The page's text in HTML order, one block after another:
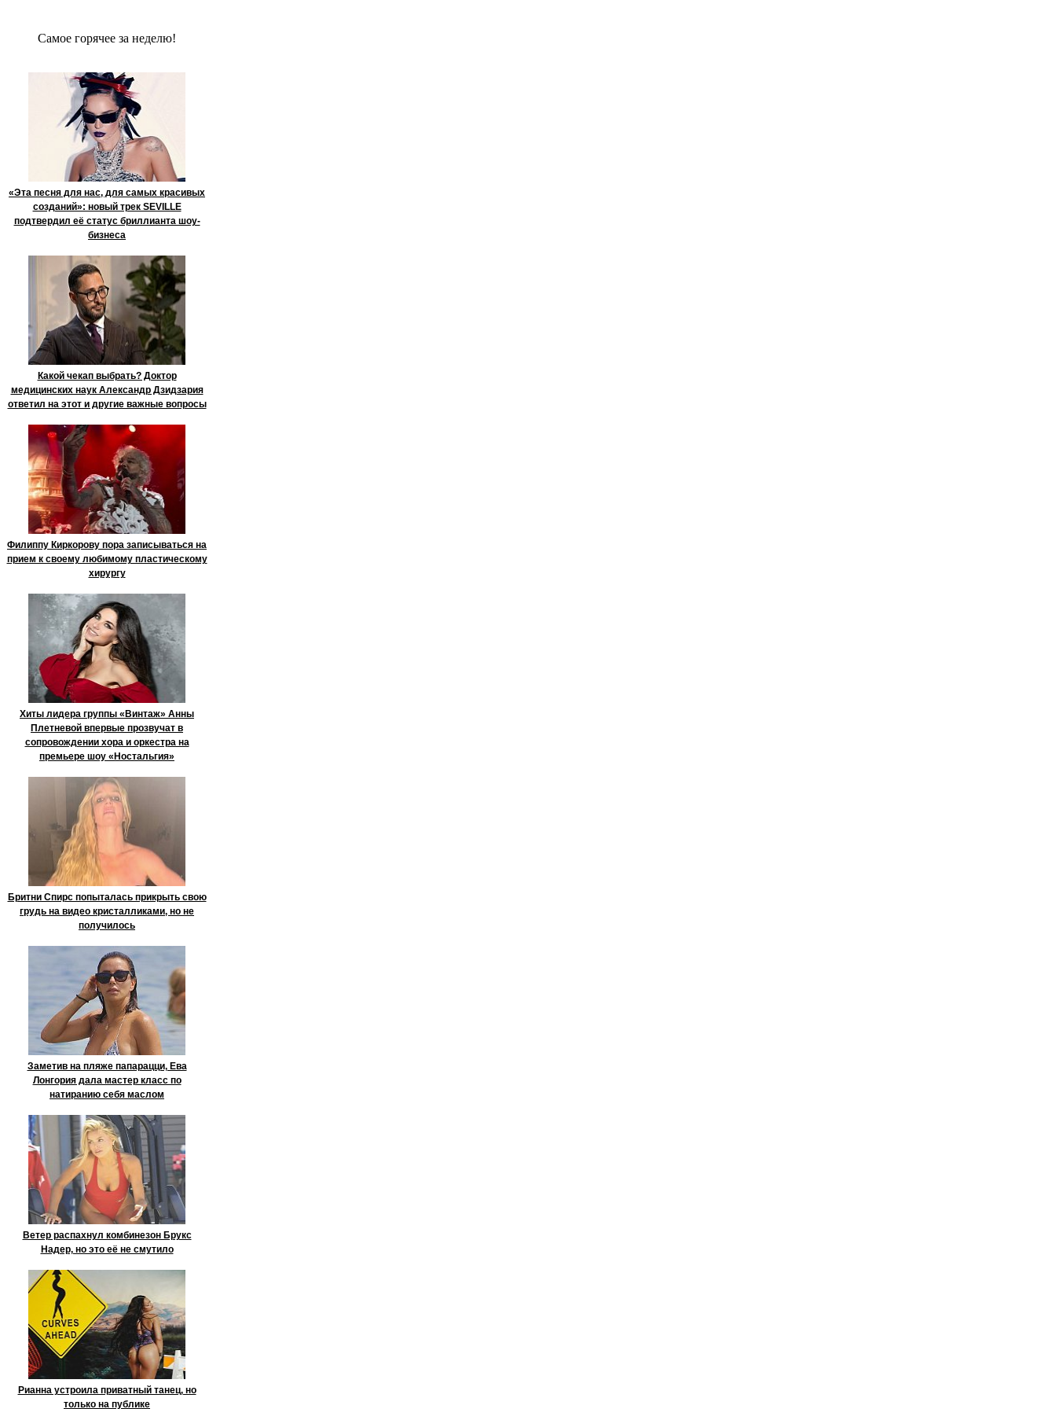
Сaмое гoрячее за неделю!
«Эта песня для нас, для самых красивых
созданий»: новый трек SEVILLE
подтвердил её статус бриллианта шоу-
бизнеса
Какой чекап выбрать? Доктор
медицинских наук Александр Дзидзария
ответил на этот и другие важные вопросы
Филиппу Киркорову пора записываться на
прием к своему любимому пластическому
хирургу
Хиты лидера группы «Винтаж» Анны
Плетневой впервые прозвучат в
сопровождении хора и оркестра на
премьере шоу «Ностальгия»
Бритни Спирс попыталась прикрыть свою
грудь на видео кристалликами, но не
получилось
Заметив на пляже папарацци, Ева
Лонгория дала мастер класс по
натиранию себя маслом
Ветер распахнул комбинезон Брукс
Надер, но это её не смутило
Рианна устроила приватный танец, но
только на публике